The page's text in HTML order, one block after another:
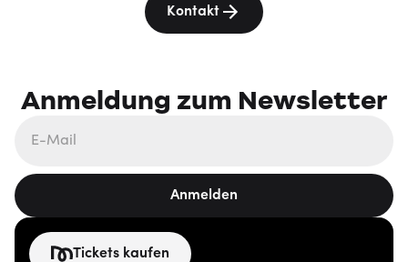
Kontakt
Anmeldung zum Newsletter
Anmelden
Tickets kaufen